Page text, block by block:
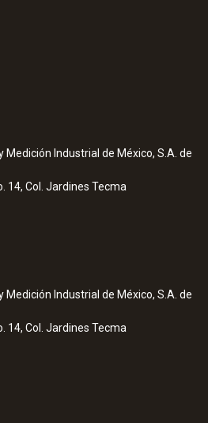
Industrial de México, S.A. de
14, Col. Jardines Tecma
Industrial de México, S.A. de
14, Col. Jardines Tecma